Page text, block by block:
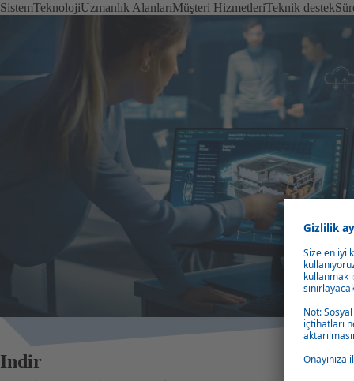
SistemTeknolojiUzmanlık AlanlarıMüşteri HizmetleriTeknik destek
Indir